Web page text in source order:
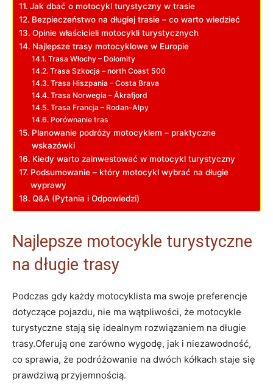
Jak dbać o motocykl turystyczny w trasie
Bezpieczeństwo na długiej trasie – co warto wiedzieć
Opinie właścicieli motocykli turystycznych
Najlepsze trasy motocyklowe w Europie
Trasa Włochy – Dolomity
Trasa Szkocja – north Coast 500
Trasa Hiszpania – Costa Brava
Trasa Norwegia – Åkrafjord
Trasa Francja – Rodan-Alpy
Porównanie tras
Planowanie podróży motocyklem – praktyczne
wskazówki
Kiedy warto zainwestować w motocykl turystyczny
Podsumowanie – który motocykl wybrać na długie
wyprawy
Q&A (Pytania i Odpowiedzi)
Najlepsze motocykle turystyczne
na długie trasy
Podczas gdy każdy motocyklista ma swoje preferencje
dotyczące pojazdu, nie ma wątpliwości, że motocykle
turystyczne stają się idealnym rozwiązaniem na długie
trasy.Oferują one zarówno wygodę, jak i niezawodność,
co sprawia, że podróżowanie na dwóch kółkach staje się
prawdziwą przyjemnością.